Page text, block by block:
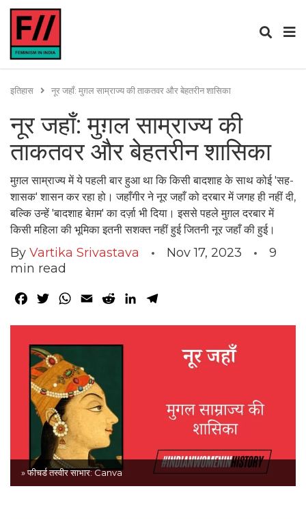
इतिहास नूर जहाँ: मुग़ल साम्राज्य की ताकतवर और बेहतरीन शासिका
नूर जहाँ: मुग़ल साम्राज्य की
ताकतवर और बेहतरीन शासिका
मुग़ल साम्राज्य में ये पहली बार हुआ था कि किसी बादशाह के साथ कोई 'सह-
शासक' शासन कर रहा हो। जहाँगीर ने नूर जहाँ को दरबार में जगह ही नहीं दी,
बल्कि उन्हें 'बादशाह बेग़म' का दर्ज़ा भी दिया। इससे पहले मुग़ल दरबार में
किसी महिला की भूमिका इतनी सशक्त नहीं हुई जितनी नूर जहाँ की हुई।
By Vartika Srivastava Nov 17, 2023
9
min read
Facebook
TwitterWhatsApp
Email RedditLinkedIn
» फीचर्ड तस्वीर साभार: Canva